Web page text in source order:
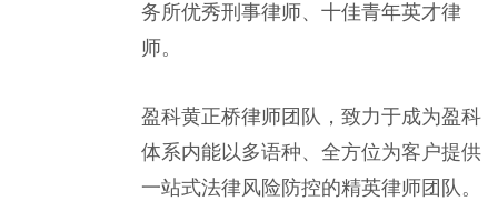
务所优秀刑事律师、十佳青年英才律
师。
盈科黄正桥律师团队，致力于成为盈科
体系内能以多语种、全方位为客户提供
一站式法律风险防控的精英律师团队。